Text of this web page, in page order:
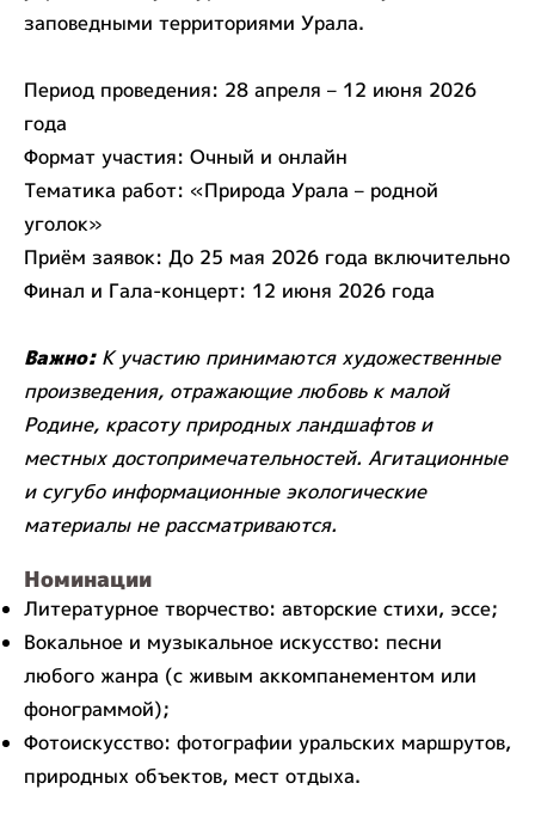
заповедными территориями Урала.
Период проведения: 28 апреля – 12 июня 2026
года
Формат участия: Очный и онлайн
Тематика работ: «Природа Урала – родной
уголок»
Приём заявок: До 25 мая 2026 года включительно
Финал и Гала-концерт: 12 июня 2026 года
Важно:К участию принимаются художественные
произведения, отражающие любовь к малой
Родине, красоту природных ландшафтов и
местных достопримечательностей. Агитационные
и сугубо информационные экологические
материалы не рассматриваются.
Номинации
Литературное творчество: авторские стихи, эссе;
Вокальное и музыкальное искусство: песни
любого жанра (с живым аккомпанементом или
фонограммой);
Фотоискусство: фотографии уральских маршрутов,
природных объектов, мест отдыха.